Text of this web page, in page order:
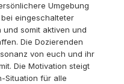
Umgebung
eingeschalteter
somit aktiven und
Die Dozierenden
von euch und ihr
Die Motivation steigt
Situation für alle